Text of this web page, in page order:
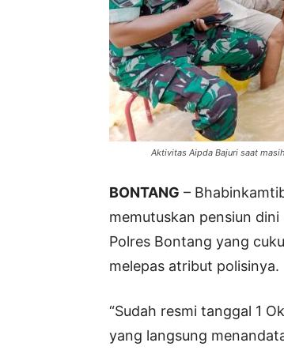
Aktivitas Aipda Bajuri saat
BONTANG –
memutuskan pensiun
Polres Bontang yang
melepas atribut polisinya.
“Sudah resmi tanggal 1
yang langsung